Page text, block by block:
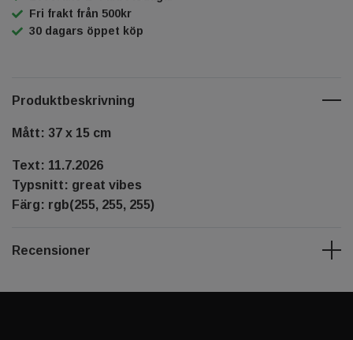
Fri frakt från 500kr
30 dagars öppet köp
Produktbeskrivning
Mått: 37 x 15 cm
Text: 11.7.2026
Typsnitt: great vibes
Färg: rgb(255, 255, 255)
Recensioner